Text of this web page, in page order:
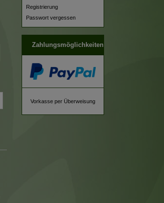
Registrierung
Passwort vergessen
Zahlungsmöglichkeiten
Vorkasse per Überweisung